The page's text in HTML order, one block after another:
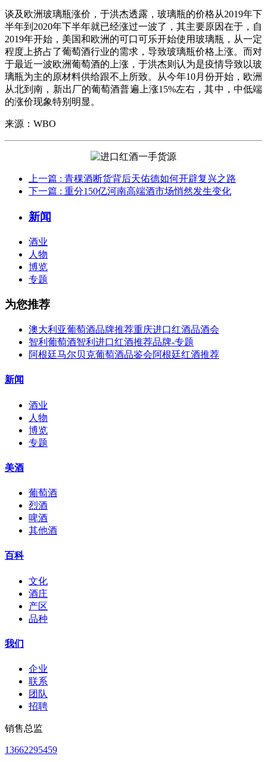
谈及欧洲玻璃瓶涨价，于洪杰透露，玻璃瓶的价格从2019年下
半年到2020年下半年就已经涨过一波了，其主要原因在于，自
2019年开始，美国和欧洲的可口可乐开始使用玻璃瓶，从一定
程度上挤占了葡萄酒行业的需求，导致玻璃瓶价格上涨。而对
于最近一波欧洲葡萄酒的上涨，于洪杰则认为是疫情导致以玻
璃瓶为主的原材料供给跟不上所致。从今年10月份开始，欧洲
从北到南，新出厂的葡萄酒普遍上涨15%左右，其中，中低端
的涨价现象特别明显。
来源：WBO
上一篇 : 青稞酒断货背后天佑德如何开辟复兴之路
下一篇 : 重分150亿河南高端酒市场悄然发生变化
新闻
酒业
人物
博览
专题
为您推荐
澳大利亚葡萄酒品牌推荐重庆进口红酒品酒会
智利葡萄酒智利进口红酒推荐品牌-专题
阿根廷马尔贝克葡萄酒品鉴会阿根廷红酒推荐
新闻
酒业
人物
博览
专题
美酒
葡萄酒
烈酒
啤酒
其他酒
百科
文化
酒庄
产区
品种
我们
企业
联系
团队
招聘
销售总监
13662295459